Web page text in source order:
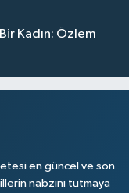
Kadın: Özlem
en güncel ve son
nabzını tutmaya